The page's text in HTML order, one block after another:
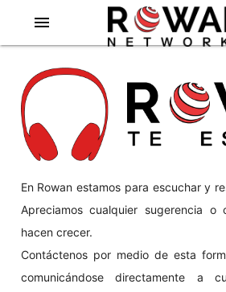
menu
En Rowan estamos para escuchar y
Apreciamos cualquier sugerencia o
hacen crecer.
Contáctenos por medio de esta
comunicándose directamente a